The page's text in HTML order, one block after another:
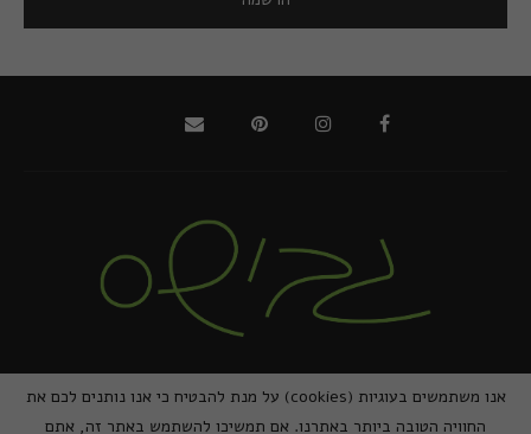
אנו משתמשים בעוגיות (cookies) על מנת להבטיח כי אנו נותנים לכם את
החוויה הטובה ביותר באתרנו. אם תמשיכו להשתמש באתר זה, אתם